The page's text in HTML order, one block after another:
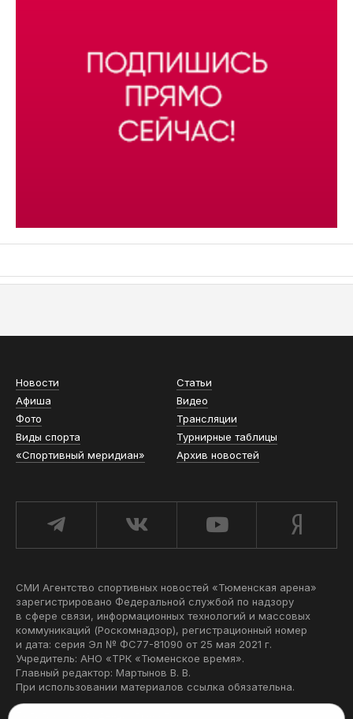
Новости
Статьи
Афиша
Видео
Фото
Трансляции
Виды спорта
Турнирные таблицы
«Спортивный меридиан»
Архив новостей
СМИ Агентство спортивных новостей «Тюменская арена»
зарегистрировано Федеральной службой по надзору
в сфере связи, информационных технологий и массовых
коммуникаций (Роскомнадзор), регистрационный номер
и дата: серия Эл № ФС77-81090 от 25 мая 2021 г.
Учредитель: АНО «ТРК «Тюменское время».
Главный редактор: Мартынов В. В.
При использовании материалов ссылка обязательна.